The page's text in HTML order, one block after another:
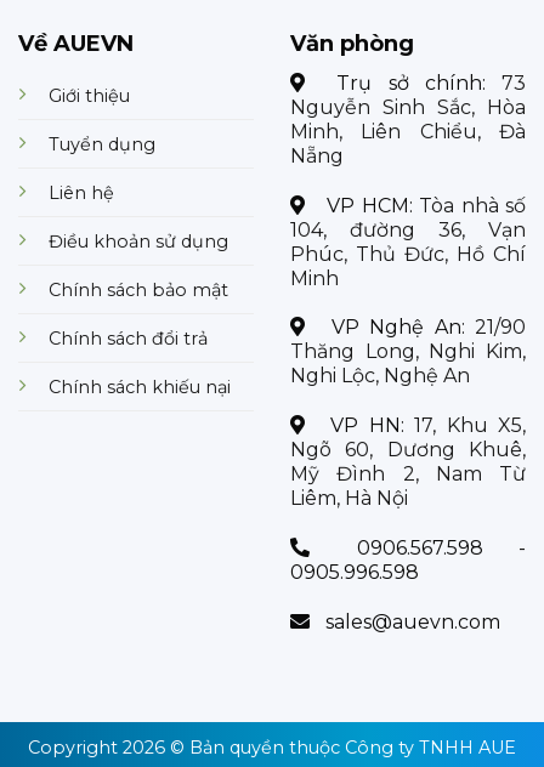
Về AUEVN
Giới thiệu
Tuyển dụng
Liên hệ
Điều khoản sử dụng
Chính sách bảo mật
Chính sách đổi trả
Chính sách khiếu nại
Văn phòng
Trụ sở chính: 73
Nguyễn Sinh Sắc, Hòa
Minh, Liên Chiểu, Đà
Nẵng
VP HCM: Tòa nhà số
104, đường 36, Vạn
Phúc, Thủ Đức, Hồ Chí
Minh
VP Nghệ An: 21/90
Thăng Long, Nghi Kim,
Nghi Lộc, Nghệ An
VP HN:17, Khu X5,
Ngõ 60, Dương Khuê,
Mỹ Đình 2, Nam Từ
Liêm, Hà Nội
0906.567.598 -
0905.996.598
sales@auevn.com
Copyright 2026 © Bản quyền thuộc Công ty TNHH AUE